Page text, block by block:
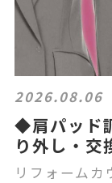
2026.08.06
◆肩パッド
り外し・交
リフォームカ